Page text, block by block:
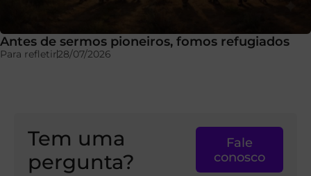
Antes de sermos pioneiros, fomos refugiados
Para refletir28/07/2026
Tem uma
pergunta?
Fale
conosco